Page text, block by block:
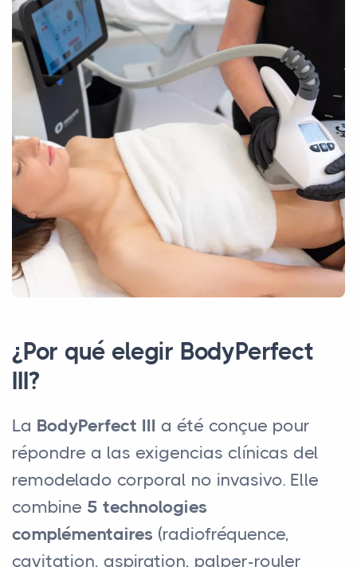
¿Por qué elegir BodyPerfect
III?
La BodyPerfect III a été conçue pour
répondre a las exigencias clínicas del
remodelado corporal no invasivo. Elle
combine 5 technologies
complémentaires (radiofréquence,
cavitation, aspiration, palper-rouler